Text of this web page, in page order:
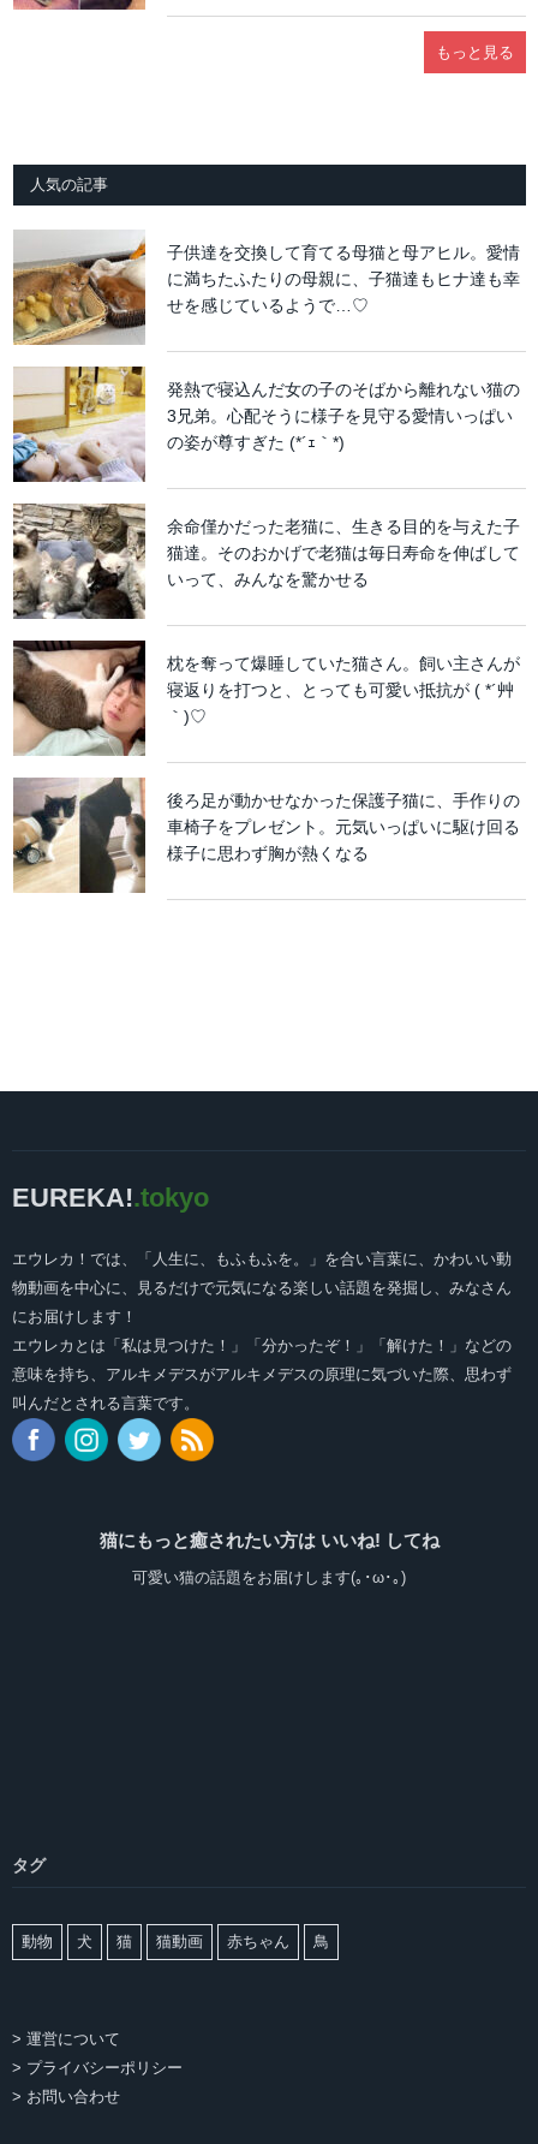
もっと見る
人気の記事
子供達を交換して育てる母猫と母アヒル。愛情
に満ちたふたりの母親に、子猫達もヒナ達も幸
せを感じているようで…♡
発熱で寝込んだ女の子のそばから離れない猫の
3兄弟。心配そうに様子を見守る愛情いっぱい
の姿が尊すぎた (*´ｪ｀*)
余命僅かだった老猫に、生きる目的を与えた子
猫達。そのおかげで老猫は毎日寿命を伸ばして
いって、みんなを驚かせる
枕を奪って爆睡していた猫さん。飼い主さんが
寝返りを打つと、とっても可愛い抵抗が ( *´艸
｀)♡
後ろ足が動かせなかった保護子猫に、手作りの
車椅子をプレゼント。元気いっぱいに駆け回る
様子に思わず胸が熱くなる
EUREKA!.tokyo
エウレカ！では、「人生に、もふもふを。」を合い言葉に、かわいい動
物動画を中心に、見るだけで元気になる楽しい話題を発掘し、みなさん
にお届けします！
エウレカとは「私は見つけた！」「分かったぞ！」「解けた！」などの
意味を持ち、アルキメデスがアルキメデスの原理に気づいた際、思わず
叫んだとされる言葉です。
猫にもっと癒されたい方は いいね! してね
可愛い猫の話題をお届けします(｡･ω･｡)
タグ
動物 犬 猫 猫動画 赤ちゃん 鳥
> 運営について
> プライバシーポリシー
> お問い合わせ